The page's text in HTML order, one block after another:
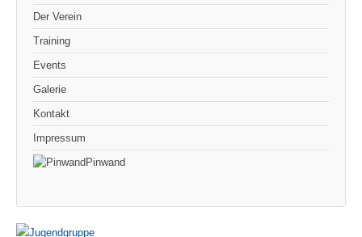
Der Verein
Training
Events
Galerie
Kontakt
Impressum
Pinwand